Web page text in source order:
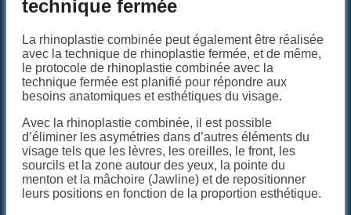
technique fermée
La rhinoplastie combinée peut également être réalisée
avec la technique de rhinoplastie fermée, et de même,
le protocole de rhinoplastie combinée avec la
technique fermée est planifié pour répondre aux
besoins anatomiques et esthétiques du visage.
Avec la rhinoplastie combinée, il est possible
d’éliminer les asymétries dans d’autres éléments du
visage tels que les lèvres, les oreilles, le front, les
sourcils et la zone autour des yeux, la pointe du
menton et la mâchoire (Jawline) et de repositionner
leurs positions en fonction de la proportion esthétique.